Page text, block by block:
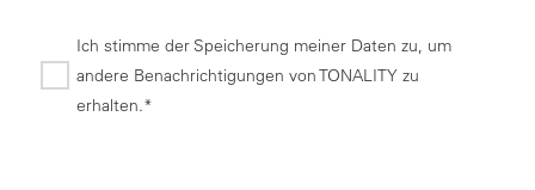
Ich stimme der Speicherung meiner Daten zu, um
andere Benachrichtigungen von TONALITY zu
erhalten.*